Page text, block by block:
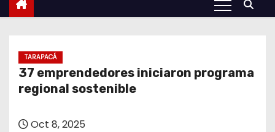
TARAPACÁ
37 emprendedores iniciaron programa
regional sostenible
Oct 8, 2025